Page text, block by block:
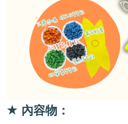
★ 內容物：